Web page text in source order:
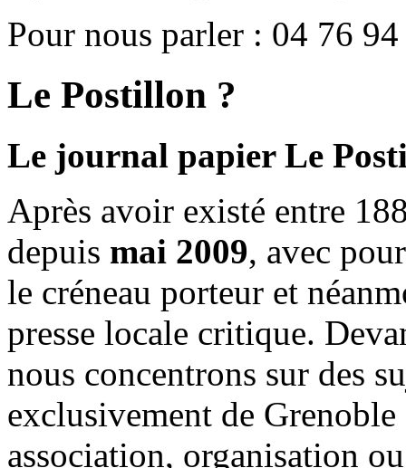
Pour nous parler : 04 76
Le Postillon ?
Le journal papier Le
Après avoir existé entre
depuis mai 2009, avec
le créneau porteur et
presse locale critique.
nous concentrons sur des
exclusivement de
association, organisation